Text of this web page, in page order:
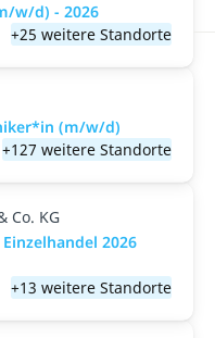
w/d) - 2026
+25 weitere Standorte
(m/w/d)
+127 weitere Standorte
Co. KG
2026
+13 weitere Standorte